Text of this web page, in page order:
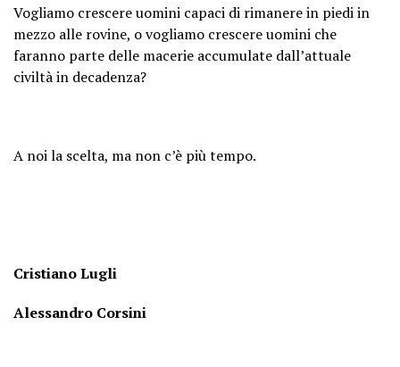
Vogliamo crescere uomini capaci di rimanere in piedi in
mezzo alle rovine, o vogliamo crescere uomini che
faranno parte delle macerie accumulate dall’attuale
civiltà in decadenza?
A noi la scelta, ma non c’è più tempo.
Cristiano Lugli
Alessandro Corsini